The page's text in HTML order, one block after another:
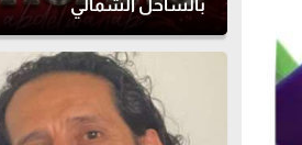
بالساحل الشمالي